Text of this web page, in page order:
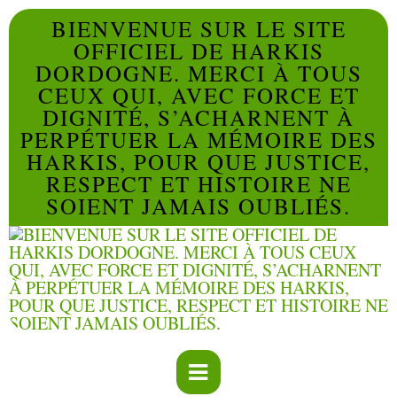
BIENVENUE SUR LE SITE
OFFICIEL DE HARKIS
DORDOGNE. MERCI À TOUS
CEUX QUI, AVEC FORCE ET
DIGNITÉ, S’ACHARNENT À
PERPÉTUER LA MÉMOIRE DES
HARKIS, POUR QUE JUSTICE,
RESPECT ET HISTOIRE NE
SOIENT JAMAIS OUBLIÉS.